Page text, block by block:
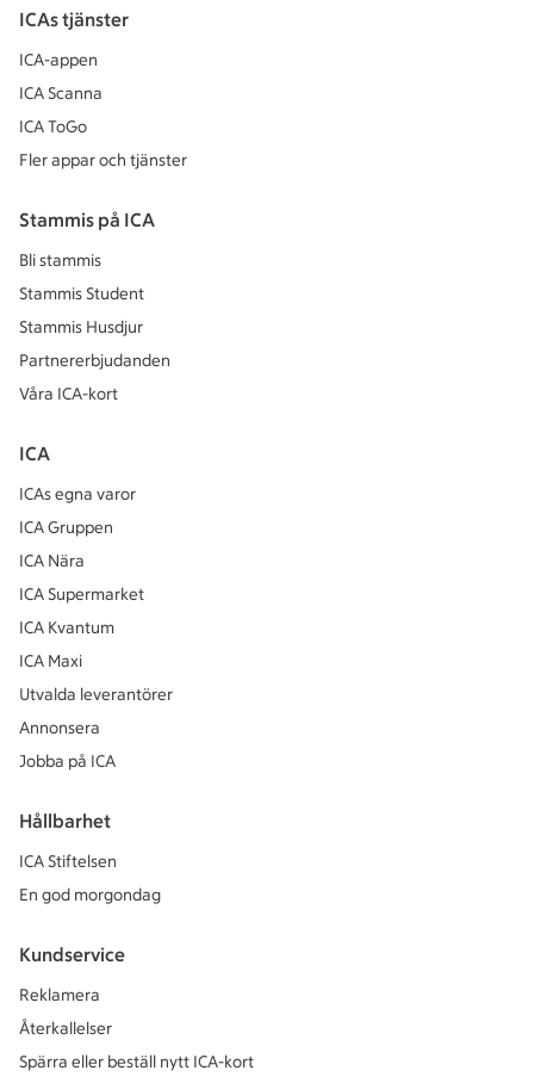
ICAs tjänster
ICA-appen
ICA Scanna
ICA ToGo
Fler appar och tjänster
Stammis på ICA
Bli stammis
Stammis Student
Stammis Husdjur
Partnererbjudanden
Våra ICA-kort
ICA
ICAs egna varor
ICA Gruppen
ICA Nära
ICA Supermarket
ICA Kvantum
ICA Maxi
Utvalda leverantörer
Annonsera
Jobba på ICA
Hållbarhet
ICA Stiftelsen
En god morgondag
Kundservice
Reklamera
Återkallelser
Spärra eller beställ nytt ICA-kort